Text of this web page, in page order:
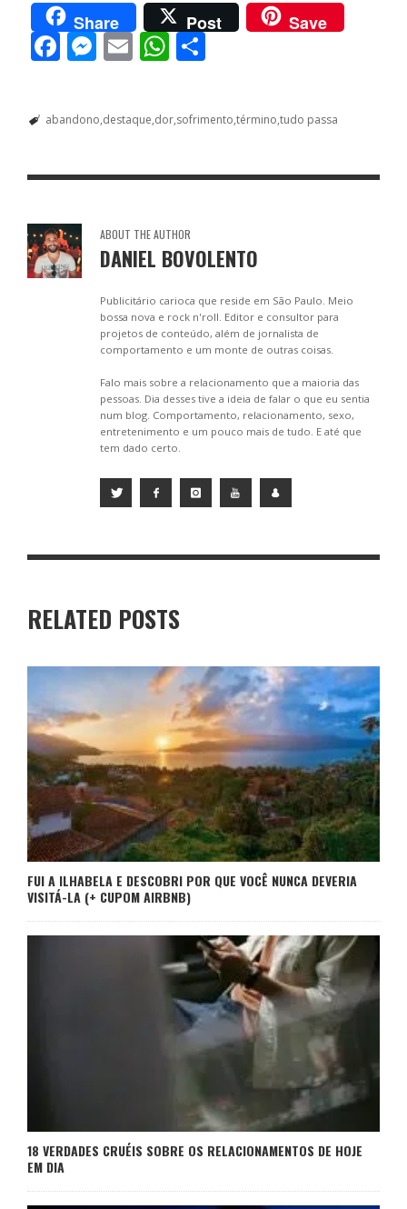
Share Post Save
F
ac
b
o
k
M
e
e
g
er
E
m
l
W
h
s
p
p
S
e
abandono destaque dor sofrimento término tudo passa
ABOUT THE AUTHOR
DANIEL BOVOLENTO
Publicitário carioca que reside em São Paulo. Meio
bossa nova e rock n'roll. Editor e consultor para
projetos de conteúdo, além de jornalista de
comportamento e um monte de outras coisas.
Falo mais sobre a relacionamento que a maioria das
pessoas. Dia desses tive a ideia de falar o que eu sentia
num blog. Comportamento, relacionamento, sexo,
entretenimento e um pouco mais de tudo. E até que
tem dado certo.
RELATED POSTS
FUI A ILHABELA E DESCOBRI POR QUE VOCÊ NUNCA DEVERIA
VISITÁ-LA (+ CUPOM AIRBNB)
18 VERDADES CRUÉIS SOBRE OS RELACIONAMENTOS DE HOJE
EM DIA